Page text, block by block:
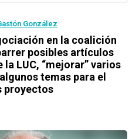
González
en la coalición
posibles artículos
LUC, “mejorar” varios
temas para el
proyectos